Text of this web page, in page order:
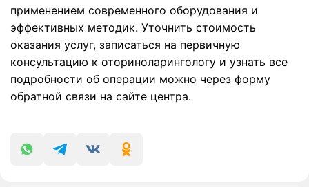
применением современного оборудования и
эффективных методик. Уточнить стоимость
оказания услуг, записаться на первичную
консультацию к оториноларингологу и узнать все
подробности об операции можно через форму
обратной связи на сайте центра.